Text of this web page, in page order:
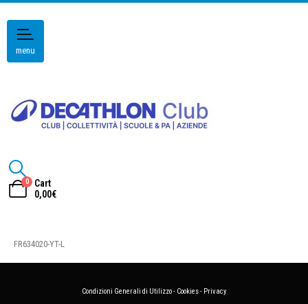
menu
0
Cart
0,00€
FR634020-YT-L
Condizioni Generali di Utilizzo- Cookies- Privacy